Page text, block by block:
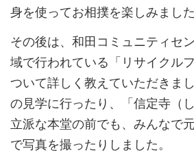
身を使ってお相撲を楽しみました
その後は、和田コミュニティセ
域で行われている「リサイクル
ついて詳しく教えていただきま
の見学に行ったり、「信定寺（
立派な本堂の前でも、みんなで
で写真を撮ったりしました。